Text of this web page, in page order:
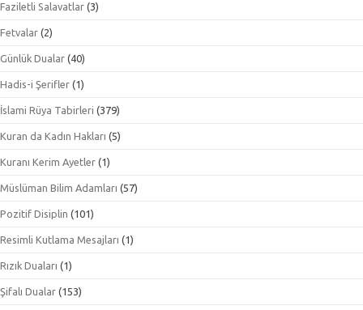
Faziletli Salavatlar (3)
Fetvalar (2)
Günlük Dualar (40)
Hadis-i Şerifler (1)
İslami Rüya Tabirleri (379)
Kuran da Kadın Hakları (5)
Kuranı Kerim Ayetler (1)
Müslüman Bilim Adamları (57)
Pozitif Disiplin (101)
Resimli Kutlama Mesajları (1)
Rızık Duaları (1)
Şifalı Dualar (153)